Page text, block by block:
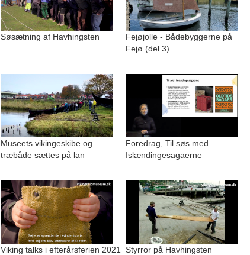
Søsætning af Havhingsten
Fejøjolle - Bådebyggerne på
Fejø (del 3)
Museets vikingeskibe og
træbåde sættes på lan
Foredrag, Til søs med
Islændingesagaerne
Viking talks i efterårsferien 2021
Styrror på Havhingsten